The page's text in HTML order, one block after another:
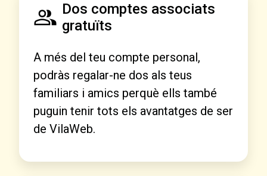
Dos comptes associats
gratuïts
A més del teu compte personal,
podràs regalar-ne dos als teus
familiars i amics perquè ells també
puguin tenir tots els avantatges de ser
de VilaWeb.